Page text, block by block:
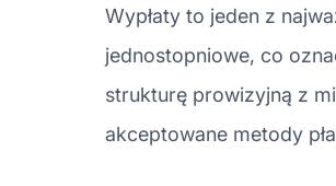
Wypłaty to jeden z
jednostopniowe, co
strukturę prowizyjną z
akceptowane metody